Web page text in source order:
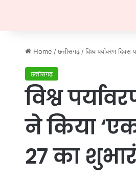
Home / छत्तीसगढ़ / विश्व पर्यावरण
छत्तीसगढ़
विश्व
ने किया
27 का